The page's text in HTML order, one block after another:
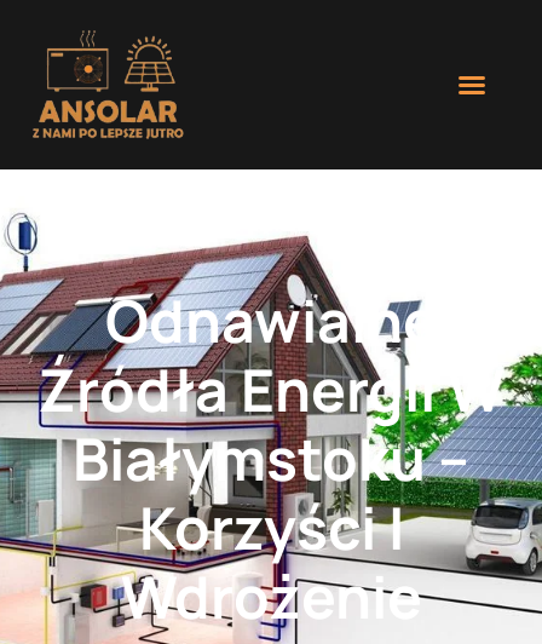
Odnawialne
Źródła Energii W
Białymstoku –
Korzyści I
Wdrożenie